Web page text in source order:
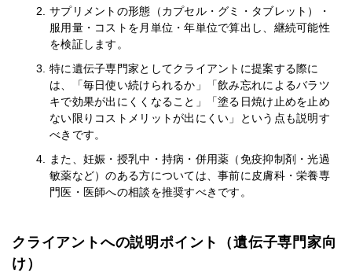
サプリメントの形態（カプセル・グミ・タブレット）・
服用量・コストを月単位・年単位で算出し、継続可能性
を検証します。
特に遺伝子専門家としてクライアントに提案する際に
は、「毎日使い続けられるか」「飲み忘れによるバラツ
キで効果が出にくくなること」「塗る日焼け止めを止め
ない限りコストメリットが出にくい」という点も説明す
べきです。
また、妊娠・授乳中・持病・併用薬（免疫抑制剤・光過
敏薬など）のある方については、事前に皮膚科・栄養専
門医・医師への相談を推奨すべきです。
クライアントへの説明ポイント（遺伝子専門家向
け）